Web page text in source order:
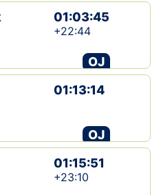
01:03:45
+22:44
OJ
01:13:14
OJ
01:15:51
+23:10